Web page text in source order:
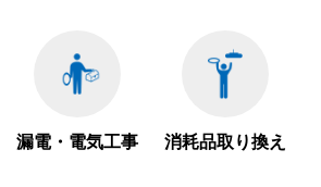
漏電・電気工事 消耗品取り換え